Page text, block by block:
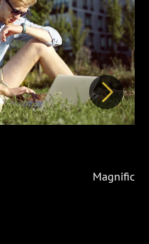
Další
Magnific